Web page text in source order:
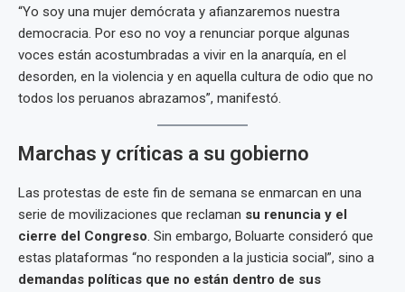
“Yo soy una mujer demócrata y afianzaremos nuestra
democracia. Por eso no voy a renunciar porque algunas
voces están acostumbradas a vivir en la anarquía, en el
desorden, en la violencia y en aquella cultura de odio que no
todos los peruanos abrazamos”, manifestó.
Marchas y críticas a su gobierno
Las protestas de este fin de semana se enmarcan en una
serie de movilizaciones que reclaman su renuncia y el
cierre del Congreso. Sin embargo, Boluarte consideró que
estas plataformas “no responden a la justicia social”, sino a
demandas políticas que no están dentro de sus